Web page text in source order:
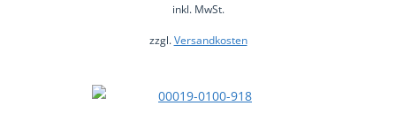
inkl. MwSt.
zzgl.Versandkosten